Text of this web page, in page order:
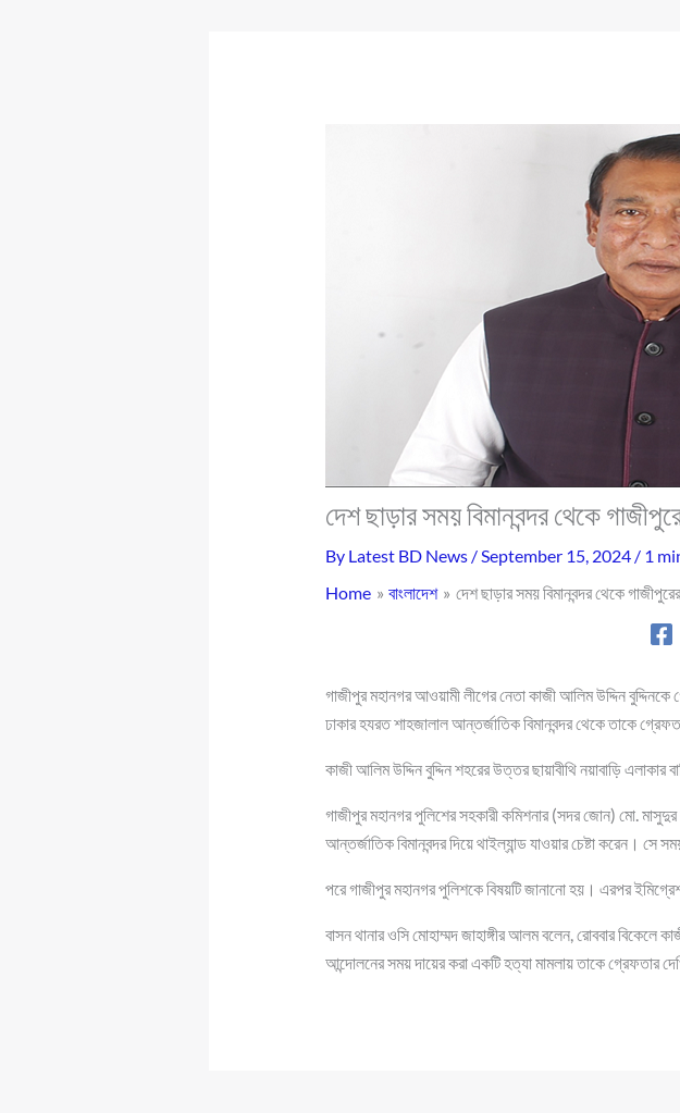
দেশ ছাড়ার সময় বিমানবন্দর থেকে
By Latest BD News /September 15, 2024 / 1
Home
বাংলাদেশ দেশ ছাড়ার সময় বিমানবন্দর থেকে
গাজীপুর মহানগর আওয়ামী লীগের নেতা কাজী আলিম উদ্দিন
ঢাকার হযরত শাহজালাল আন্তর্জাতিক বিমানবন্দর থেকে তাকে
কাজী আলিম উদ্দিন বুদ্দিন শহরের উত্তর ছায়াবীথি নয়াবাড়ি
গাজীপুর মহানগর পুলিশের সহকারী কমিশনার (সদর জোন) মো. মাসুদুর
আন্তর্জাতিক বিমানবন্দর দিয়ে থাইল্যান্ড যাওয়ার চেষ্টা করেন।
পরে গাজীপুর মহানগর পুলিশকে বিষয়টি জানানো হয়। এরপর
বাসন থানার ওসি মোহাম্মদ জাহাঙ্গীর আলম বলেন, রোববার বিকেলে
আন্দোলনের সময় দায়ের করা একটি হত্যা মামলায় তাকে গ্রেফতার